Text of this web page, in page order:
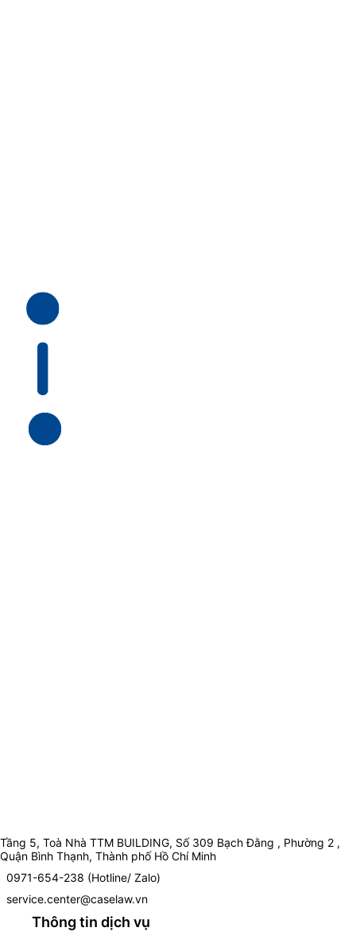
Tầng 5, Toà Nhà TTM BUILDING, Số 309 Bạch Đằng , Phường 2 ,
Quận Bình Thạnh, Thành phố Hồ Chí Minh
0971-654-238 (Hotline/ Zalo)
service.center@caselaw.vn
Thông tin dịch vụ